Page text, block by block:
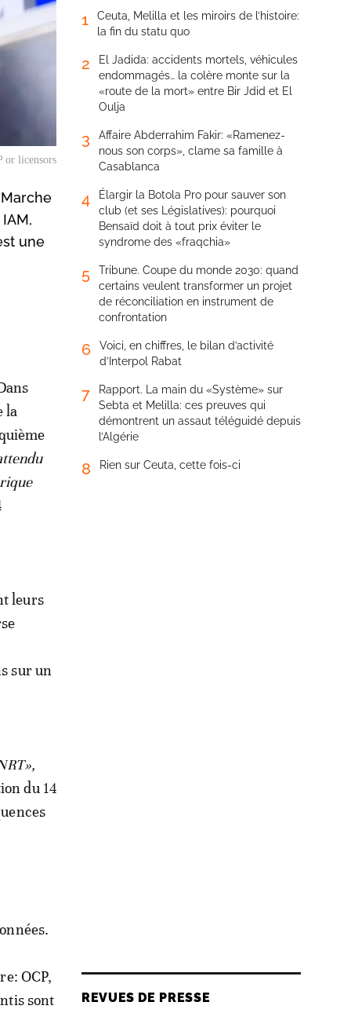
or licensors
une
la
leurs
sur un
du 14
OCP,
sont
1
Ceuta, Melilla et les miroirs de l’histoire:
la fin du statu quo
2
El Jadida: accidents mortels, véhicules
endommagés… la colère monte sur la
«route de la mort» entre Bir Jdid et El
Oulja
3
Affaire Abderrahim Fakir: «Ramenez-
nous son corps», clame sa famille à
Casablanca
4
Élargir la Botola Pro pour sauver son
club (et ses Législatives): pourquoi
Bensaïd doit à tout prix éviter le
syndrome des «fraqchia»
5
Tribune. Coupe du monde 2030: quand
certains veulent transformer un projet
de réconciliation en instrument de
confrontation
6
Voici, en chiffres, le bilan d’activité
d’Interpol Rabat
7
Rapport. La main du «Système» sur
Sebta et Melilla: ces preuves qui
démontrent un assaut téléguidé depuis
l’Algérie
8 Rien sur Ceuta, cette fois-ci
REVUES DE PRESSE